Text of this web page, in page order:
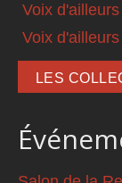
Voix d'ailleurs
Voix
LES